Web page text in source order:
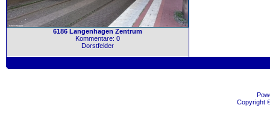
6186 Langenhagen Zentrum
Kommentare: 0
Dorstfelder
Copyright